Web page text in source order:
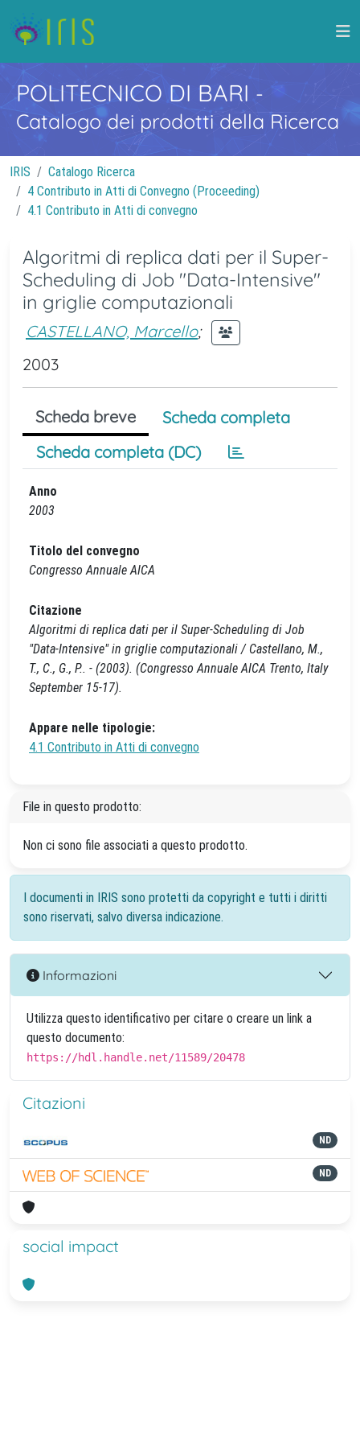
POLITECNICO DI BARI -
Catalogo dei prodotti della Ricerca
IRIS
Catalogo Ricerca
4 Contributo in Atti di Convegno (Proceeding)
4.1 Contributo in Atti di convegno
Algoritmi di replica dati per il Super-
Scheduling di Job "Data-Intensive"
in griglie computazionali
CASTELLANO, Marcello;
2003
Scheda breve
Scheda completa
Scheda completa (DC)
Anno
2003
Titolo del convegno
Congresso Annuale AICA
Citazione
Algoritmi di replica dati per il Super-Scheduling di Job
"Data-Intensive" in griglie computazionali / Castellano, M.,
T., C., G., P.. - (2003). (Congresso Annuale AICA Trento, Italy
September 15-17).
Appare nelle tipologie:
4.1 Contributo in Atti di convegno
File in questo prodotto:
Non ci sono file associati a questo prodotto.
I documenti in IRIS sono protetti da copyright e tutti i diritti
sono riservati, salvo diversa indicazione.
Informazioni
Utilizza questo identificativo per citare o creare un link a
questo documento:
https://hdl.handle.net/11589/20478
Citazioni
ND
ND
social impact